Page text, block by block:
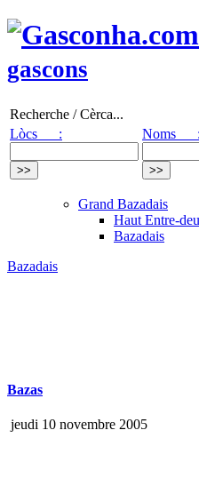
gascons
Recherche / Cèrca...
Lòcs :
Noms :
Grand Bazadais
Haut Entre-
Bazadais
Bazadais
Bazas
jeudi 10 novembre 2005